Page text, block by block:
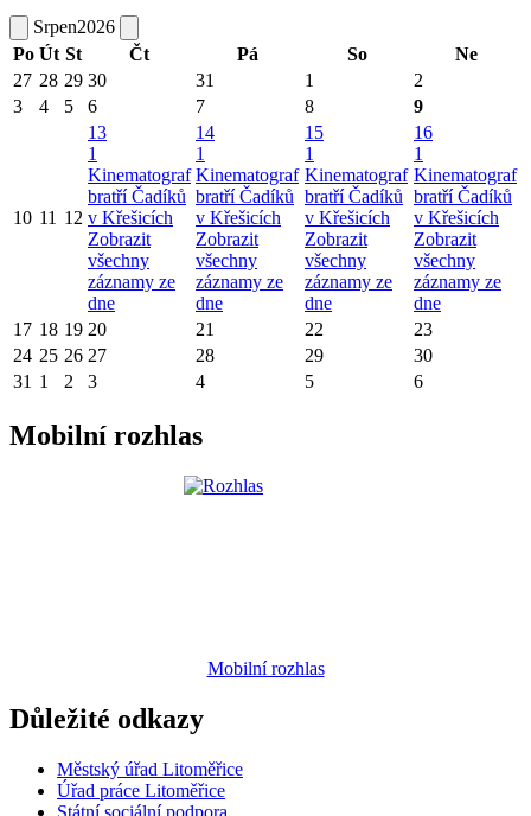
Srpen2026
Po Út St Čt Pá So
Ne
27 28 29 30 31 1
2
3
4 5 6 7 8 9
10 11 12
13
1
Kinematograf
bratří Čadíků
v Křešicích
Zobrazit
všechny
záznamy ze
dne
14
1
Kinematograf
bratří Čadíků
v Křešicích
Zobrazit
všechny
záznamy ze
dne
15
1
Kinematograf
bratří Čadíků
v Křešicích
Zobrazit
všechny
záznamy ze
dne
16
1
Kinematograf
bratří Čadíků
v Křešicích
Zobrazit
všechny
záznamy ze
dne
17 18 19 20 21 22
23
24 25 26 27 28 29
30
31 1 2 3 4 5 6
Mobilní rozhlas
Mobilní rozhlas
Důležité odkazy
Městský úřad Litoměřice
Úřad práce Litoměřice
Státní sociální podpora